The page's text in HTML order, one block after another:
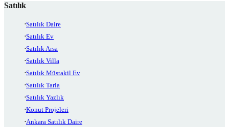
Satılık
Satılık Daire
Satılık Ev
Satılık Arsa
Satılık Villa
Satılık Müstakil Ev
Satılık Tarla
Satılık Yazlık
Konut Projeleri
Ankara Satılık Daire